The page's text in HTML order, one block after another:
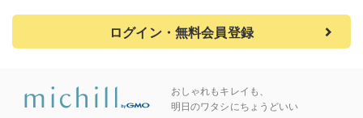
ログイン・無料会員登録
おしゃれもキレイも、
明日のワタシにちょうどいい